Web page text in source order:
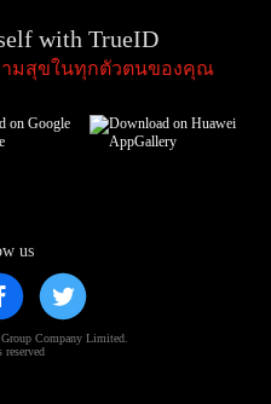
us
Company Limited.
with TrueID
ามสุขในทุกตัวตนของคุณ